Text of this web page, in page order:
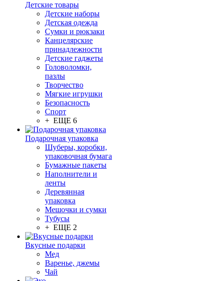
Детские товары
Детские наборы
Детская одежда
Сумки и рюкзаки
Канцелярские
принадлежности
Детские гаджеты
Головоломки,
пазлы
Творчество
Мягкие игрушки
Безопасность
Спорт
+ ЕЩЕ 6
Подарочная упаковка
Шуберы, коробки,
упаковочная бумага
Бумажные пакеты
Наполнители и
ленты
Деревянная
упаковка
Мешочки и сумки
Тубусы
+ ЕЩЕ 2
Вкусные подарки
Мед
Варенье, джемы
Чай